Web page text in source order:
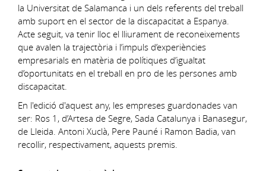
la Universitat de Salamanca i un dels referents del treball
amb suport en el sector de la discapacitat a Espanya.
Acte seguit, va tenir lloc el lliurament de reconeixements
que avalen la trajectòria i l’impuls d’experiències
empresarials en matèria de polítiques d’igualtat
d’oportunitats en el treball en pro de les persones amb
discapacitat.
En l'edició d'aquest any, les empreses guardonades van
ser: Ros 1, d’Artesa de Segre, Sada Catalunya i Banasegur,
de Lleida. Antoni Xuclà, Pere Pauné i Ramon Badia, van
recollir, respectivament, aquests premis.